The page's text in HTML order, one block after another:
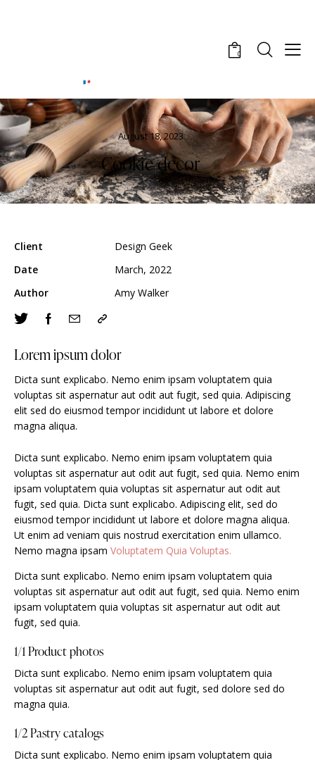
0
August 18, 2023
Cookie decor
Client
Design Geek
Date
March, 2022
Author
Amy Walker
Lorem ipsum dolor
Dicta sunt explicabo. Nemo enim ipsam voluptatem quia
voluptas sit aspernatur aut odit aut fugit, sed quia. Adipiscing
elit sed do eiusmod tempor incididunt ut labore et dolore
magna aliqua.
Dicta sunt explicabo. Nemo enim ipsam voluptatem quia
voluptas sit aspernatur aut odit aut fugit, sed quia. Nemo enim
ipsam voluptatem quia voluptas sit aspernatur aut odit aut
fugit, sed quia. Dicta sunt explicabo. Adipiscing elit, sed do
eiusmod tempor incididunt ut labore et dolore magna aliqua.
Ut enim ad veniam quis nostrud exercitation enim ullamco.
Nemo magna ipsam Voluptatem Quia Voluptas.
Dicta sunt explicabo. Nemo enim ipsam voluptatem quia
voluptas sit aspernatur aut odit aut fugit, sed quia. Nemo enim
ipsam voluptatem quia voluptas sit aspernatur aut odit aut
fugit, sed quia.
1/1 Product photos
Dicta sunt explicabo. Nemo enim ipsam voluptatem quia
voluptas sit aspernatur aut odit aut fugit, sed dolore sed do
magna quia.
1/2 Pastry catalogs
Dicta sunt explicabo. Nemo enim ipsam voluptatem quia